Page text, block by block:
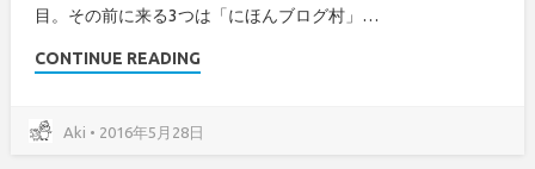
目。その前に来る3つは「にほんブログ村」…
CONTINUE READING
Aki • 2016年5月28日